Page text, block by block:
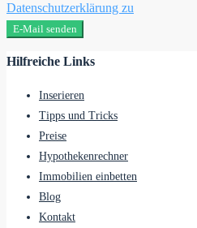
Datenschutzerklärung zu
E-Mail senden
Hilfreiche Links
Inserieren
Tipps und Tricks
Preise
Hypothekenrechner
Immobilien einbetten
Blog
Kontakt